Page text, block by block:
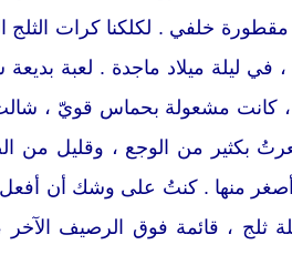
مقطورة خلفي . لكلكنا كرات الثلج
في ليلة ميلاد ماجدة . لعبة بديعة
، كانت مشعولة بحماس قويّ ،
بكثير من الوجع ، وقليل من
أصغر منها . كنتُ على وشك أن أفعل
ثلج ، قائمة فوق الرصيف